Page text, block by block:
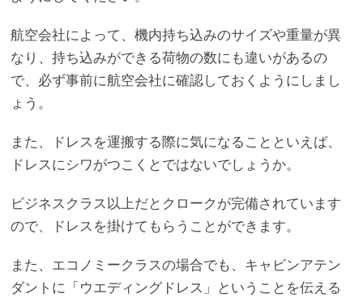
航空会社によって、機内持ち込みのサイズや重量が異
なり、持ち込みができる荷物の数にも違いがあるの
で、必ず事前に航空会社に確認しておくようにしまし
ょう。
また、ドレスを運搬する際に気になることといえば、
ドレスにシワがつこくとではないでしょうか。
ビジネスクラス以上だとクロークが完備されています
ので、ドレスを掛けてもらうことができます。
また、エコノミークラスの場合でも、キャビンアテン
ダントに「ウエディングドレス」ということを伝える